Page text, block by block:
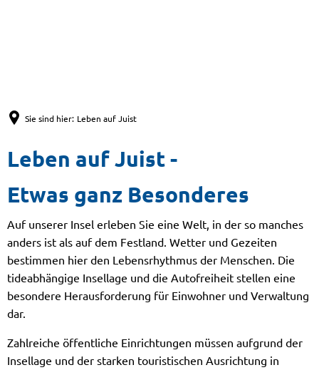
Sie sind hier: Leben auf Juist
Leben auf Juist -
Etwas ganz Besonderes
Auf unserer Insel erleben Sie eine Welt, in der so manches
anders ist als auf dem Festland. Wetter und Gezeiten
bestimmen hier den Lebensrhythmus der Menschen. Die
tideabhängige Insellage und die Autofreiheit stellen eine
besondere Herausforderung für Einwohner und Verwaltung
dar.
Zahlreiche öffentliche Einrichtungen müssen aufgrund der
Insellage und der starken touristischen Ausrichtung in